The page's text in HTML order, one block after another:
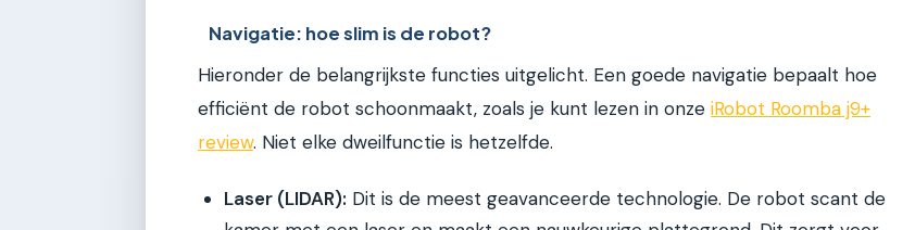
Navigatie: hoe slim is de robot?
Hieronder de belangrijkste functies uitgelicht. Een goede navigatie bepaalt hoe
efficiënt de robot schoonmaakt, zoals je kunt lezen in onze iRobot Roomba j9+
review. Niet elke dweilfunctie is hetzelfde.
Laser (LIDAR): Dit is de meest geavanceerde technologie. De robot scant de